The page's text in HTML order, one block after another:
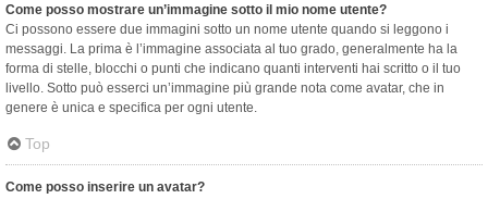
Come posso mostrare un’immagine sotto il mio nome utente?
Ci possono essere due immagini sotto un nome utente quando si leggono i
messaggi. La prima è l’immagine associata al tuo grado, generalmente ha la
forma di stelle, blocchi o punti che indicano quanti interventi hai scritto o il tuo
livello. Sotto può esserci un’immagine più grande nota come avatar, che in
genere è unica e specifica per ogni utente.
Top
Come posso inserire un avatar?